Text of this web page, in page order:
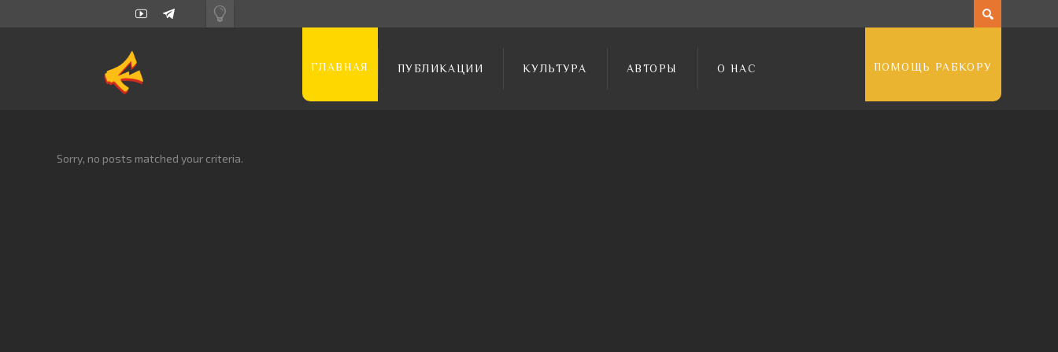
ГЛАВНАЯ ПУБЛИКАЦИИ КУЛЬТУРА АВТОРЫ О НАС ПОМОЩЬ РАБКОРУ
Sorry, no posts matched your criteria.